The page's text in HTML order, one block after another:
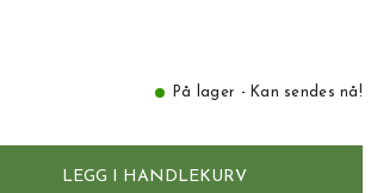
På lager - Kan sendes nå!
LEGG I HANDLEKURV